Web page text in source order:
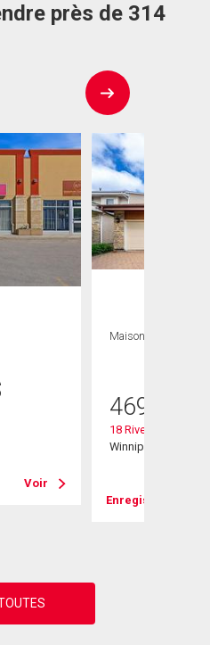
près de 314
Voir
Maison
469 900
18 Riverstone Rd
Winnipeg, MB
Enregistrer